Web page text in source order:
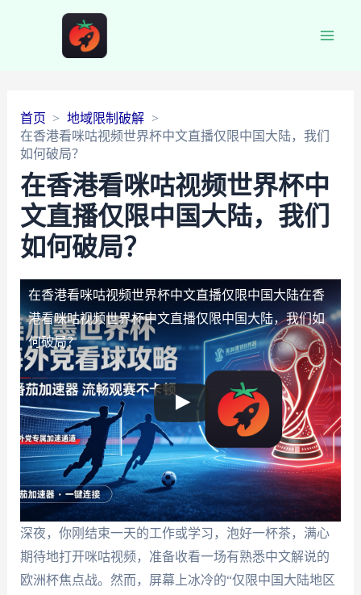
首页
地域限制破解
在香港看咪咕视频世界杯中文直播仅限中国大陆，我们
如何破局？
在香港看咪咕视频世界杯中
文直播仅限中国大陆，我们
如何破局？
在香港看咪咕视频世界杯中文直播仅限中国大陆在香
港看咪咕视频世界杯中文直播仅限中国大陆，我们如
何破局？
深夜，你刚结束一天的工作或学习，泡好一杯茶，满心
期待地打开咪咕视频，准备收看一场有熟悉中文解说的
欧洲杯焦点战。然而，屏幕上冰冷的“仅限中国大陆地区